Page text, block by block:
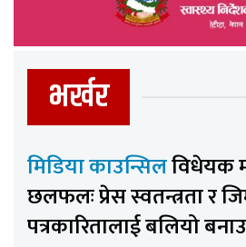
भर्खर
मिडिया काउन्सिलविधेयक
छलफलः प्रेस स्वतन्त्रता र
पत्रकारितालाई बलियो